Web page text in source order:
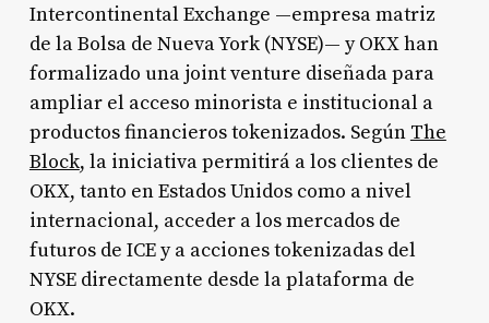
Intercontinental Exchange —empresa matriz
de la Bolsa de Nueva York (NYSE)— y OKX han
formalizado una joint venture diseñada para
ampliar el acceso minorista e institucional a
productos financieros tokenizados. Según The
Block, la iniciativa permitirá a los clientes de
OKX, tanto en Estados Unidos como a nivel
internacional, acceder a los mercados de
futuros de ICE y a acciones tokenizadas del
NYSE directamente desde la plataforma de
OKX.